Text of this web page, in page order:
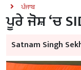
ਪੰਜਾਬ
ਪੂਰੇ ਜੋਸ਼ ‘ਚ
Satnam Singh